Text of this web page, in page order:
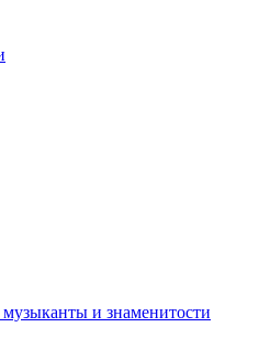
и знаменитости